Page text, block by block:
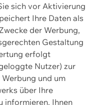
sich vor Aktivierung
Ihre Daten als
der Werbung,
Gestaltung
erfolgt
Nutzer) zur
und um
über Ihre
informieren. Ihnen